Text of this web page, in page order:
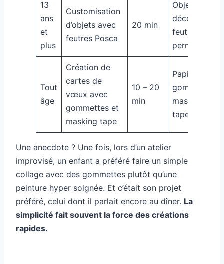
13
ans
et
plus
Customisation
d’objets avec
feutres Posca
20 min
Objets à
décorer,
feutres
permanents
Tout
âge
Création de
cartes de
vœux avec
gommettes et
masking tape
10 – 20
min
Papiers,
gommettes,
masking
tape
Une anecdote ? Une fois, lors d’un atelier
improvisé, un enfant a préféré faire un simple
collage avec des gommettes plutôt qu’une
peinture hyper soignée. Et c’était son projet
préféré, celui dont il parlait encore au dîner. La
simplicité fait souvent la force des créations
rapides.